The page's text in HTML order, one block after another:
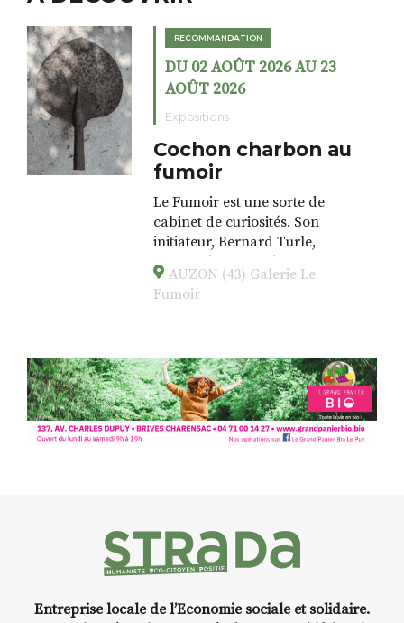
RECOMMANDATION
DU 02 AOÛT 2026 AU 23
AOÛT 2026
Expositions
Cochon charbon au
fumoir
Le Fumoir est une sorte de
cabinet de curiosités. Son
initiateur, Bernard Turle,
s’amuse à donner à voir des
associations fertiles, graves ou
drôles, parfois fumeuses. Des
foutraques du lieu (on ne spoile
pas). Quant à
l’installation.Cochon Charbon,
elle joue
avec les.variations.de.couleurs.
d’Auzon, cette expo-
installation temporaire vous
livre une raison de plus d’aller
faire un tour dans la cité
médiévale du Brivadois cet été.
AUZON (43) Galerie Le
Fumoir
Entreprise locale de l’Economie sociale et solidaire.